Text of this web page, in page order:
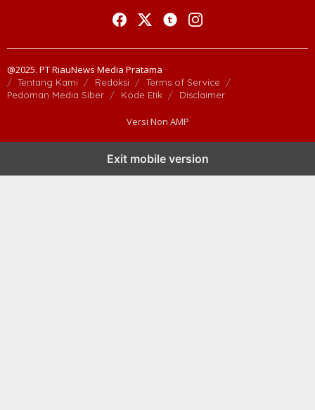
@2025. PT RiauNews Media Pratama
Tentang Kami Redaksi
Terms of Service
Pedoman Media Siber
Kode Etik Disclaimer
Versi Non AMP
Exit mobile version